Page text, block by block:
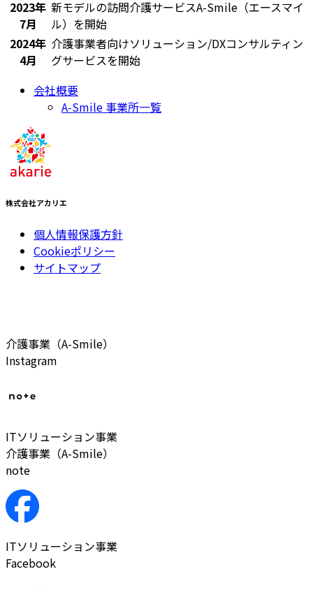
2023年
7月
新モデルの訪問介護サービスA-Smile（エースマイ
ル）を開始
2024年
4月
介護事業者向けソリューション/DXコンサルティン
グサービスを開始
会社概要
A-Smile 事業所一覧
株式会社アカリエ
個人情報保護方針
Cookieポリシー
サイトマップ
介護事業（A-Smile）
Instagram
ITソリューション事業
介護事業（A-Smile）
note
ITソリューション事業
Facebook